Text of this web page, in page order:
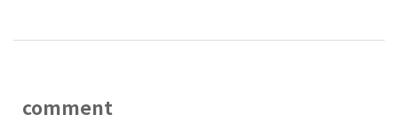
comment